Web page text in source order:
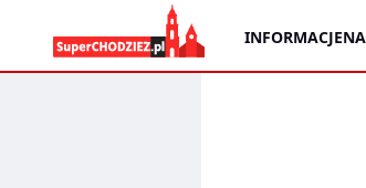
INFORMACJE